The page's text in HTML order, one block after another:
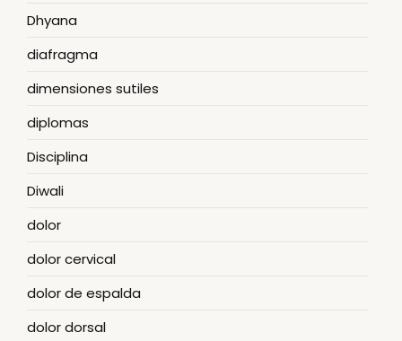
Dhyana
diafragma
dimensiones sutiles
diplomas
Disciplina
Diwali
dolor
dolor cervical
dolor de espalda
dolor dorsal